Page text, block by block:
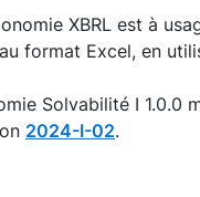
XBRL est à
format Excel, en
Solvabilité I 1.0.0
2024-I-02.